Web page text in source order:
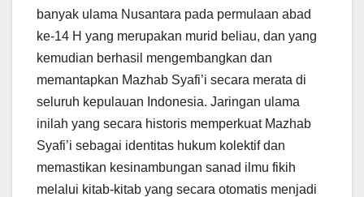
banyak ulama Nusantara pada permulaan abad
ke-14 H yang merupakan murid beliau, dan yang
kemudian berhasil mengembangkan dan
memantapkan Mazhab Syafi’i secara merata di
seluruh kepulauan Indonesia. Jaringan ulama
inilah yang secara historis memperkuat Mazhab
Syafi’i sebagai identitas hukum kolektif dan
memastikan kesinambungan sanad ilmu fikih
melalui kitab-kitab yang secara otomatis menjadi